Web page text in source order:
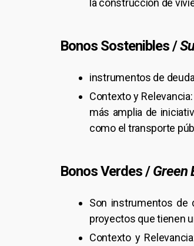
la construcción de
Bonos Sostenibles /
instrumentos de
Contexto y
más amplia de
como el transporte
Bonos Verdes /Green
Son instrumentos de
proyectos que tienen
Contexto y